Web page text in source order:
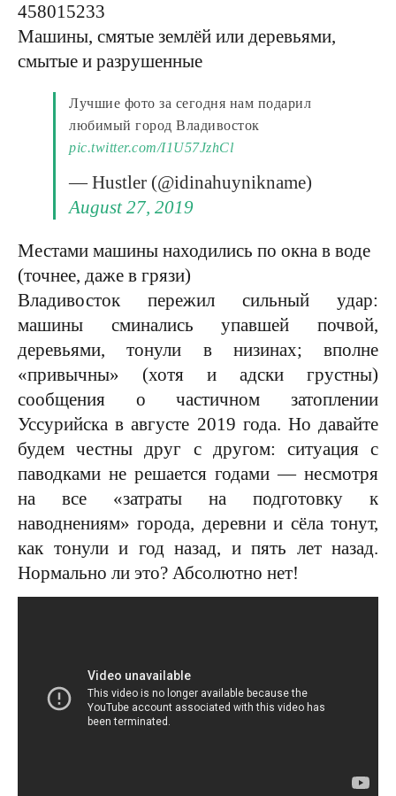
458015233
Машины, смятые землёй или деревьями,
смытые и разрушенные
Лучшие фото за сегодня нам подарил
любимый город Владивосток
pic.twitter.com/I1U57JzhCl
— Hustler (@idinahuynikname)
August 27, 2019
Местами машины находились по окна в воде
(точнее, даже в грязи)
Владивосток пережил сильный удар:
машины сминались упавшей почвой,
деревьями, тонули в низинах; вполне
«привычны» (хотя и адски грустны)
сообщения о частичном затоплении
Уссурийска в августе 2019 года. Но давайте
будем честны друг с другом: ситуация с
паводками не решается годами — несмотря
на все «затраты на подготовку к
наводнениям» города, деревни и сёла тонут,
как тонули и год назад, и пять лет назад.
Нормально ли это? Абсолютно нет!